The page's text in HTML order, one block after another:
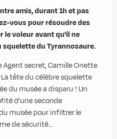
amis, durant 1h et pas
vous pour résoudre des
le voleur avant qu'il ne
squelette du Tyrannosaure.
Agent secret, Camille Onette
tête du célèbre squelette
du musée a disparu ! Un
d’une seconde
musée pour infiltrer le
de sécurité...